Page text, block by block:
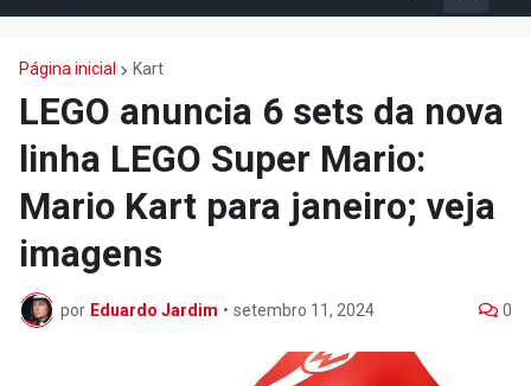
Página inicial Kart
LEGO anuncia 6 sets da nova
linha LEGO Super Mario:
Mario Kart para janeiro; veja
imagens
por Eduardo Jardim • setembro 11, 2024 0